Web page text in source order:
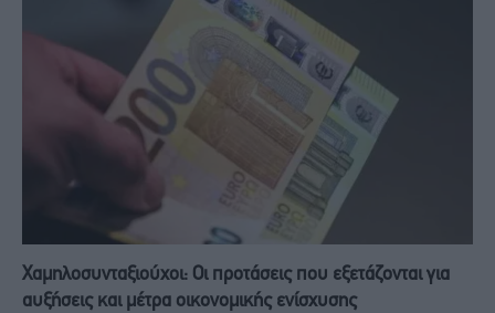
Χαμηλοσυνταξιούχοι: Οι προτάσεις που εξετάζονται για
αυξήσεις και μέτρα οικονομικής ενίσχυσης